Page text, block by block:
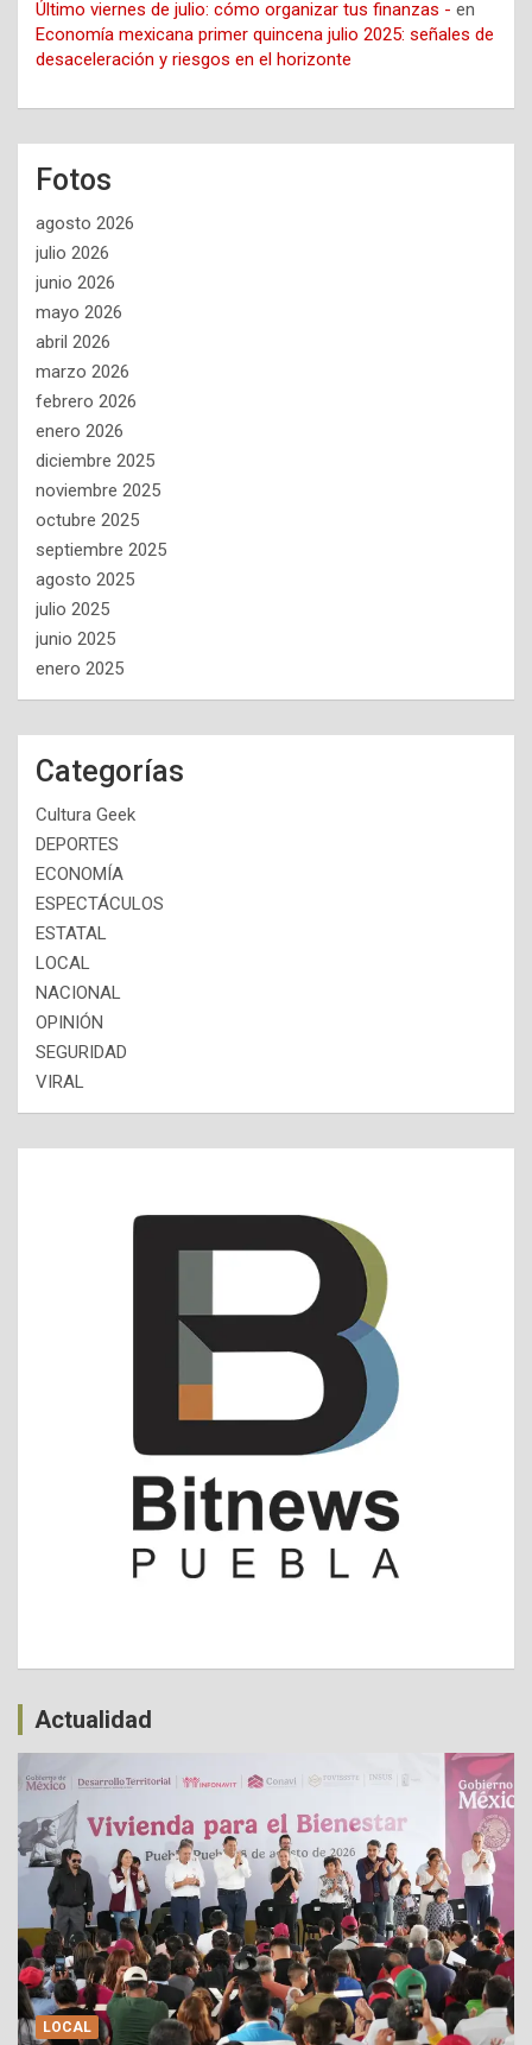
Último viernes de julio: cómo organizar tus finanzas - en
Economía mexicana primer quincena julio 2025: señales de
desaceleración y riesgos en el horizonte
Fotos
agosto 2026
julio 2026
junio 2026
mayo 2026
abril 2026
marzo 2026
febrero 2026
enero 2026
diciembre 2025
noviembre 2025
octubre 2025
septiembre 2025
agosto 2025
julio 2025
junio 2025
enero 2025
Categorías
Cultura Geek
DEPORTES
ECONOMÍA
ESPECTÁCULOS
ESTATAL
LOCAL
NACIONAL
OPINIÓN
SEGURIDAD
VIRAL
Actualidad
LOCAL